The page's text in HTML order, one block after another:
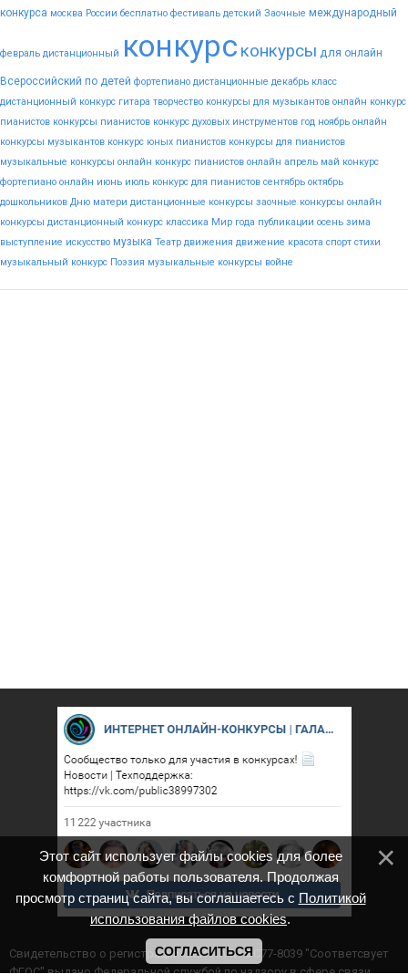
конкурса москва России бесплатно фестиваль детский Заочные международный
февраль дистанционный конкурс конкурсы для онлайн
Всероссийский по детей фортепиано дистанционные декабрь класс
дистанционный конкурс гитара творчество конкурсы для музыкантов онлайн конкурс
пианистов конкурсы пианистов конкурс духовых инструментов год ноябрь онлайн
конкурсы музыкантов конкурс юных пианистов конкурсы для пианистов
музыкальные конкурсы онлайн конкурс пианистов онлайн апрель май конкурс
фортепиано онлайн июнь июль конкурс для пианистов сентябрь октябрь
дошкольников Дню матери дистанционные конкурсы заочные конкурсы онлайн
конкурсы дистанционный конкурс классика Мир года публикации осень зима
выступление искусство музыка Театр движения движение красота спорт стихи
музыкальный конкурс Поэзия музыкальные конкурсы войне
Cвидетельство о регистрации СМИ ИА № ФС77-8039 "Соответсвует
Этот сайт использует файлы cookies для более
комфортной работы пользователя. Продолжая
просмотр страниц сайта, вы соглашаетесь с Политикой
использования файлов cookies.
СОГЛАСИТЬСЯ